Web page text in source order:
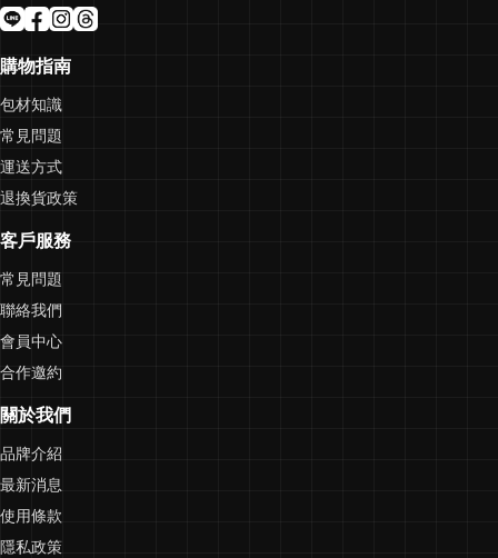
購物指南
包材知識
常見問題
運送方式
退換貨政策
客戶服務
常見問題
聯絡我們
會員中心
合作邀約
關於我們
品牌介紹
最新消息
使用條款
隱私政策